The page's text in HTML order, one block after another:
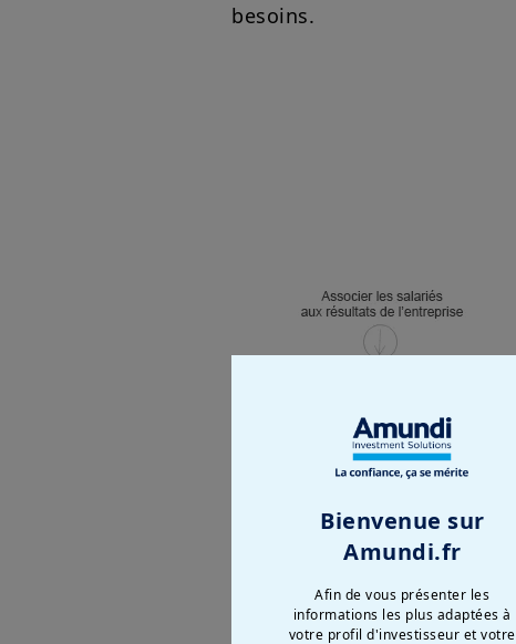
besoins.
Bienvenue sur
Amundi.fr
Afin de vous présenter les
informations les plus adaptées à
votre profil d'investisseur et votre